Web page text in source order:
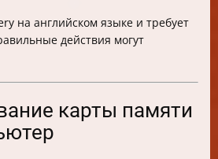
на английском языке и требует
действия могут
карты памяти